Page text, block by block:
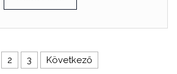
2 3 Következő